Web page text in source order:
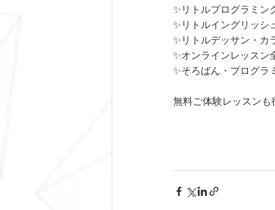
✨リトルプログラミン
✨リトルイングリッシ
✨リトルデッサン・カ
✨オンラインレッスン
✨そろばん・プログラ
無料ご体験レッスンも